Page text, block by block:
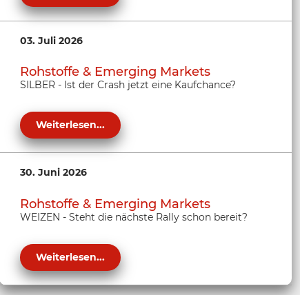
03. Juli 2026
Rohstoffe & Emerging Markets
SILBER - Ist der Crash jetzt eine Kaufchance?
Weiterlesen...
30. Juni 2026
Rohstoffe & Emerging Markets
WEIZEN - Steht die nächste Rally schon bereit?
Weiterlesen...